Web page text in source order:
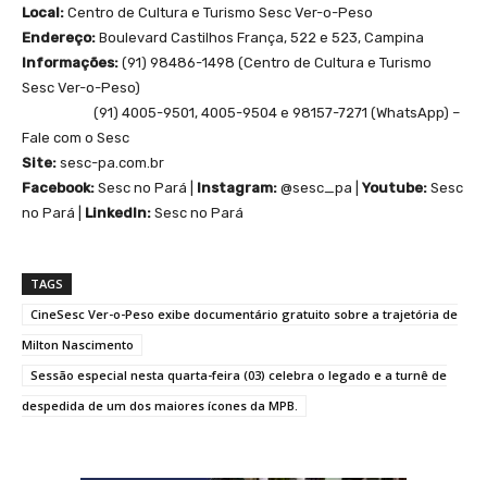
Local: Centro de Cultura e Turismo Sesc Ver-o-Peso
Endereço: Boulevard Castilhos França, 522 e 523, Campina
Informações: (91) 98486-1498 (Centro de Cultura e Turismo
Sesc Ver-o-Peso)
(91) 4005-9501, 4005-9504 e 98157-7271 (WhatsApp) –
Fale com o Sesc
Site: sesc-pa.com.br
Facebook: Sesc no Pará | Instagram: @sesc_pa | Youtube: Sesc
no Pará |
LinkedIn: Sesc no Pará
TAGS
CineSesc Ver-o-Peso exibe documentário gratuito sobre a trajetória de
Milton Nascimento
Sessão especial nesta quarta-feira (03) celebra o legado e a turnê de
despedida de um dos maiores ícones da MPB.